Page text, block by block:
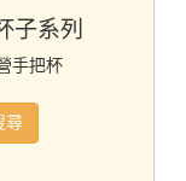
子系列
手把杯
尋